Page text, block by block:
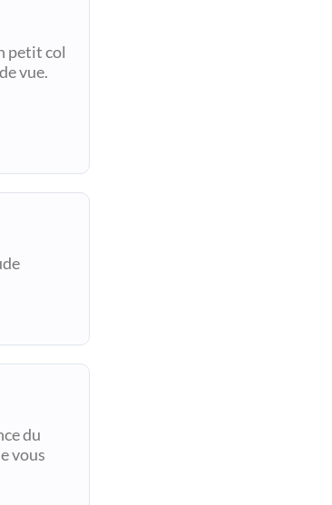
petit col
vue.
du
vous